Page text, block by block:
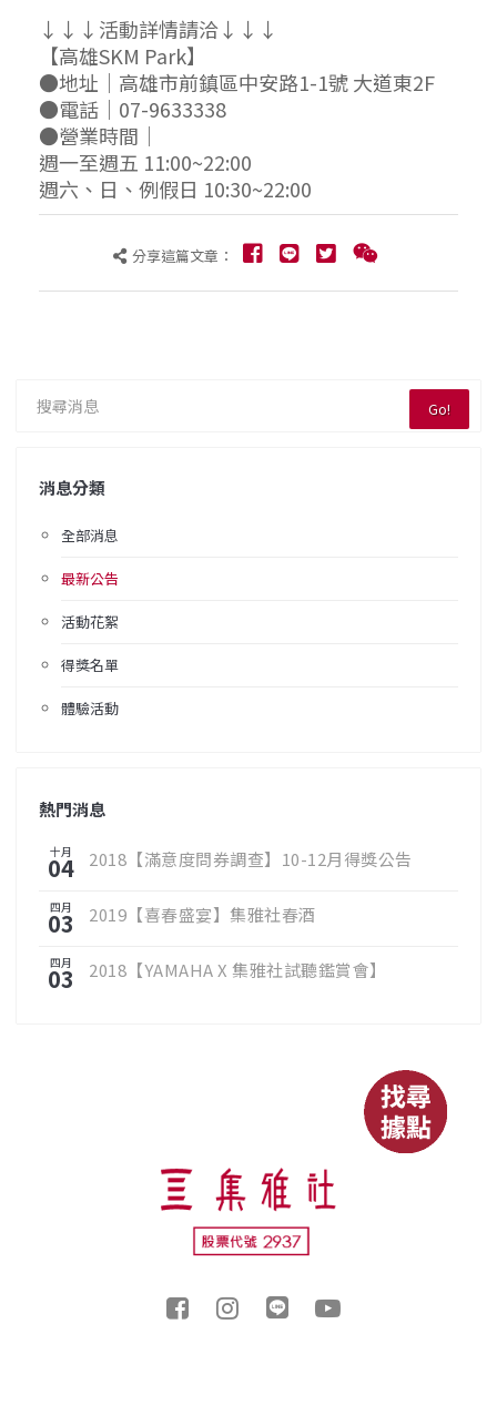
↓↓↓活動詳情請洽↓↓↓
【高雄SKM Park】
●地址｜高雄市前鎮區中安路1-1號 大道東2F
●電話｜07-9633338
●營業時間｜
週一至週五 11:00~22:00
週六、日、例假日 10:30~22:00
分享這篇文章：
Go!
消息分類
全部消息
最新公告
活動花絮
得獎名單
體驗活動
熱門消息
十月
04 2018【滿意度問券調查】10-12月得獎公告
四月
03 2019【喜春盛宴】集雅社春酒
四月
03 2018【YAMAHA X 集雅社試聽鑑賞會】